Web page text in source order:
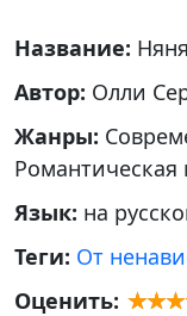
Название:
Автор: Олли
Жанры:
Романтическая
Язык: на
Теги: От
Оценить: